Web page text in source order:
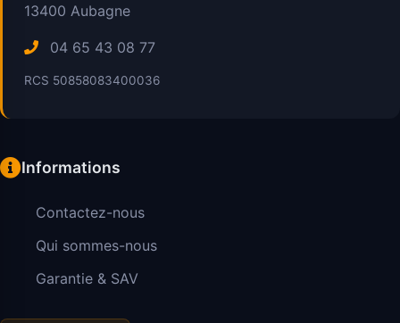
13400 Aubagne
04 65 43 08 77
RCS 50858083400036
Informations
Contactez-nous
Qui sommes-nous
Garantie & SAV